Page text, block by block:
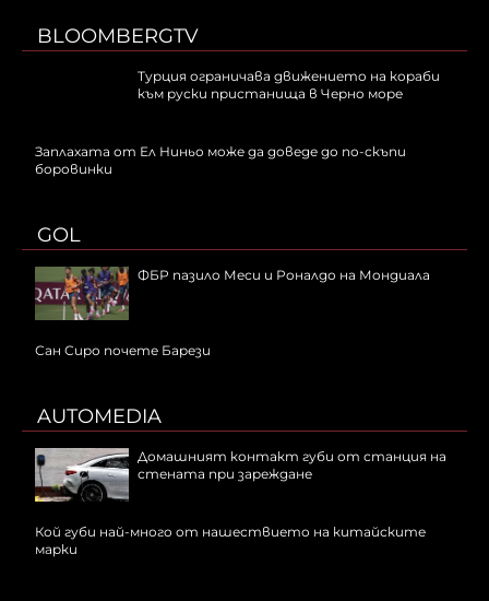
BLOOMBERGTV
Турция ограничава движението на кораби
към руски пристанища в Черно море
Заплахата от Ел Ниньо може да доведе до по-скъпи
боровинки
GOL
ФБР пазило Меси и Роналдо на Мондиала
Сан Сиро почете Барези
AUTOMEDIA
Домашният контакт губи от станция на
стената при зареждане
Кой губи най-много от нашествието на китайските
марки